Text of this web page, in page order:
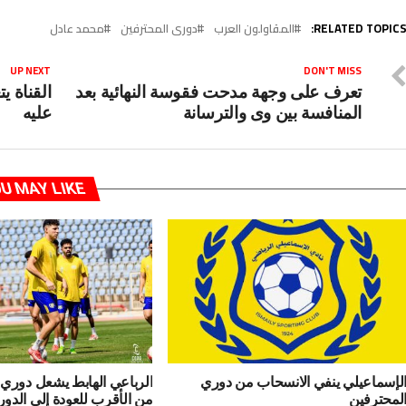
RELATED TOPICS: المقاولون العرب دورى المحترفين محمد عادل
UP NEXT
عليه
DON'T MISS
تعرف على وجهة مدحت فقوسة النهائية بعد
المنافسة بين وى والترسانة
MAY LIKE
الإسماعيلي ينفي الانسحاب من دوري
المحترفين
الرباعي الهابط يشعل
من الأقرب للعودة إلى